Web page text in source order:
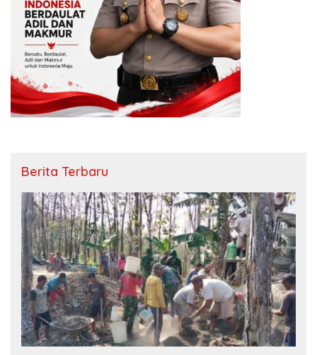
Berita Terbaru